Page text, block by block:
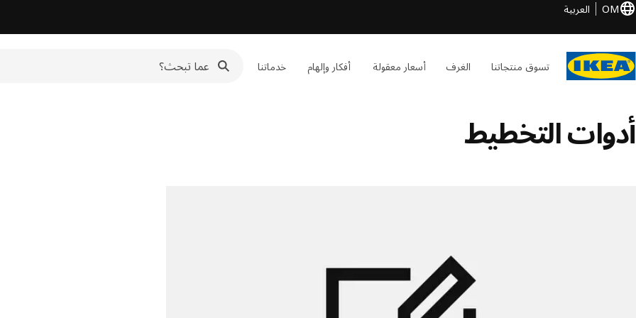
OM العربية
تسوق منتجاتنا الغرف أسعار معقولة أفكار وإلهام خدماتنا
أدوات التخطيط